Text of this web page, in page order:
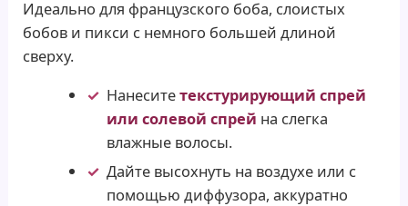
Идеально для французского боба, слоистых
бобов и пикси с немного большей длиной
сверху.
Нанеситетекстурирующий спрей
или солевой спрей на слегка
влажные волосы.
Дайте высохнуть на воздухе или с
помощью диффузора, аккуратно